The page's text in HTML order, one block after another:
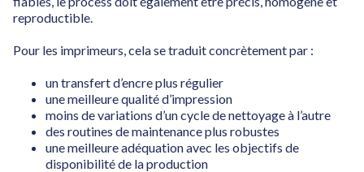
reproductible.
Pour les imprimeurs, cela se traduit concrètement par :
un transfert d’encre plus régulier
une meilleure qualité d’impression
moins de variations d’un cycle de nettoyage à l’autre
des routines de maintenance plus robustes
une meilleure adéquation avec les objectifs de
disponibilité de la production